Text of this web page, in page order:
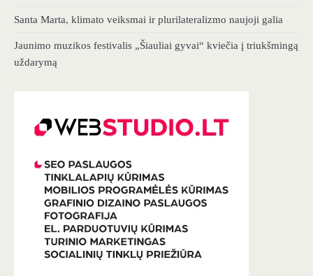
Santa Marta, klimato veiksmai ir plurilateralizmo naujoji galia
Jaunimo muzikos festivalis „Šiauliai gyvai“ kviečia į triukšmingą
uždarymą